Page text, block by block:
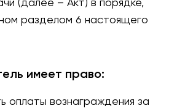
разделом 6 настоящего
имеет право:
оплаты вознаграждения за